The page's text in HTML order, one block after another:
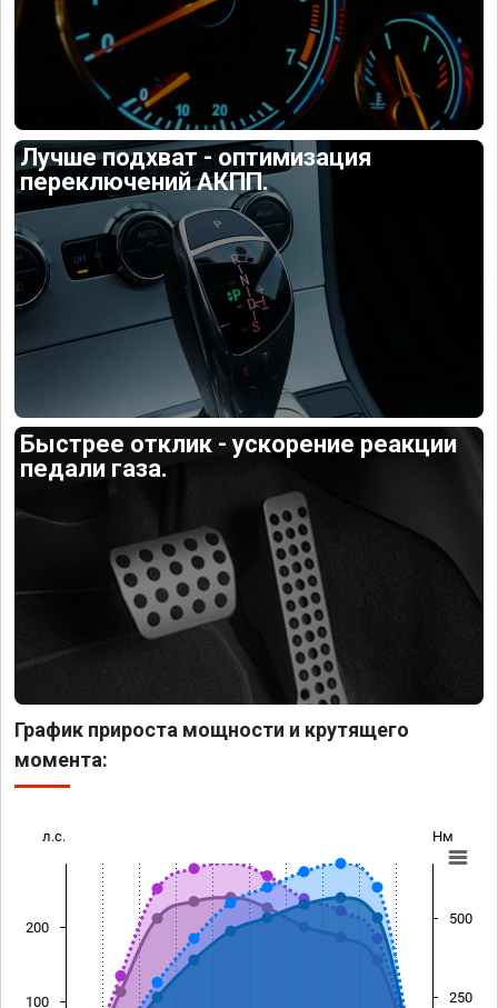
Лучше подхват - оптимизация
переключений АКПП.
Быстрее отклик - ускорение реакции
педали газа.
График прироста мощности и крутящего
момента:
л.с. Нм
100
200
250
500